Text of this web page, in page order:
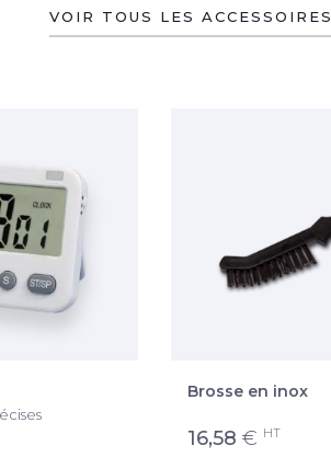
VOIR TOUS LES ACCESSOIRES
Brosse en inox
16,58 € HT